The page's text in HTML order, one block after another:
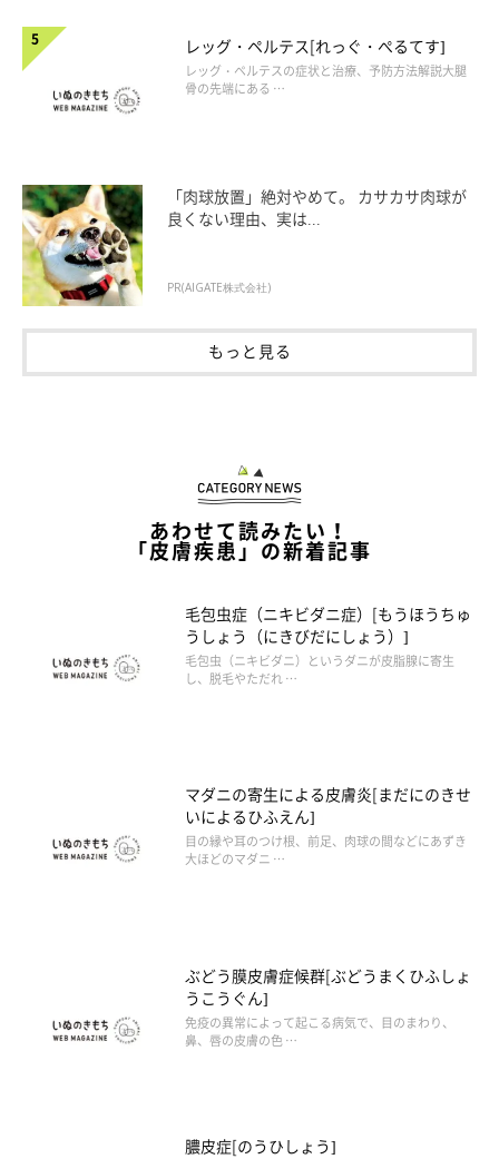
レッグ・ペルテス[れっぐ・ぺるてす]
レッグ・ペルテスの症状と治療、予防方法解説大腿
骨の先端にある …
「肉球放置」絶対やめて。 カサカサ肉球が
良くない理由、実は...
PR(AIGATE株式会社)
もっと見る
あわせて読みたい！
「皮膚疾患」の新着記事
毛包虫症（ニキビダニ症）[もうほうちゅ
うしょう（にきびだにしょう）]
毛包虫（ニキビダニ）というダニが皮脂腺に寄生
し、脱毛やただれ …
マダニの寄生による皮膚炎[まだにのきせ
いによるひふえん]
目の縁や耳のつけ根、前足、肉球の間などにあずき
大ほどのマダニ …
ぶどう膜皮膚症候群[ぶどうまくひふしょ
うこうぐん]
免疫の異常によって起こる病気で、目のまわり、
鼻、唇の皮膚の色 …
膿皮症[のうひしょう]